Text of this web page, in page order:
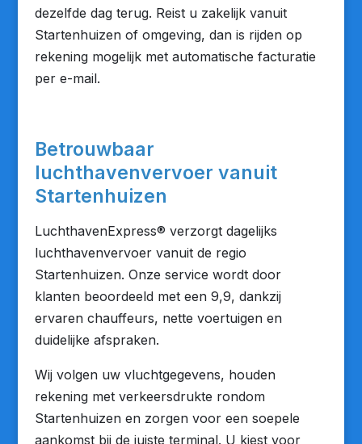
dezelfde dag terug. Reist u zakelijk vanuit
Startenhuizen of omgeving, dan is rijden op
rekening mogelijk met automatische facturatie
per e-mail.
Betrouwbaar
luchthavenvervoer vanuit
Startenhuizen
LuchthavenExpress® verzorgt dagelijks
luchthavenvervoer vanuit de regio
Startenhuizen. Onze service wordt door
klanten beoordeeld met een 9,9, dankzij
ervaren chauffeurs, nette voertuigen en
duidelijke afspraken.
Wij volgen uw vluchtgegevens, houden
rekening met verkeersdrukte rondom
Startenhuizen en zorgen voor een soepele
aankomst bij de juiste terminal. U kiest voor